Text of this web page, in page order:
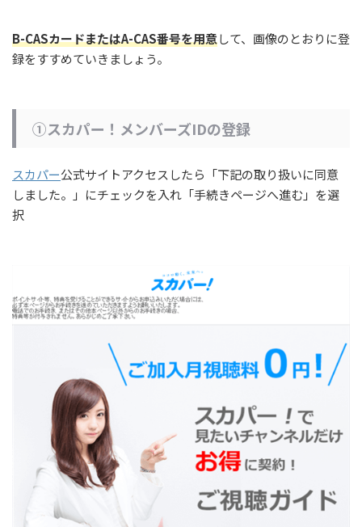
B-CASカードまたはA-CAS番号を用意して、画像のとおりに登
録をすすめていきましょう。
①スカパー！メンバーズIDの登録
スカパー公式サイトアクセスしたら「下記の取り扱いに同意
しました。」にチェックを入れ「手続きページへ進む」を選
択